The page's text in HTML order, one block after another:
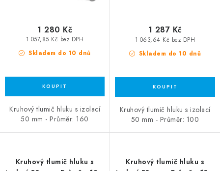
Skladem do 10 dnů
1 057,85 Kč bez DPH
1 280 Kč
Kruhový tlumič hluku s izolací
50 mm - Průměr: 160
Skladem do 10 dnů
1 063,64 Kč bez DPH
1 287 Kč
Kruhový tlumič hluku s izolací
50 mm - Průměr: 100
Kruhový tlumič hluku s
Kruhový tlumič hluku s